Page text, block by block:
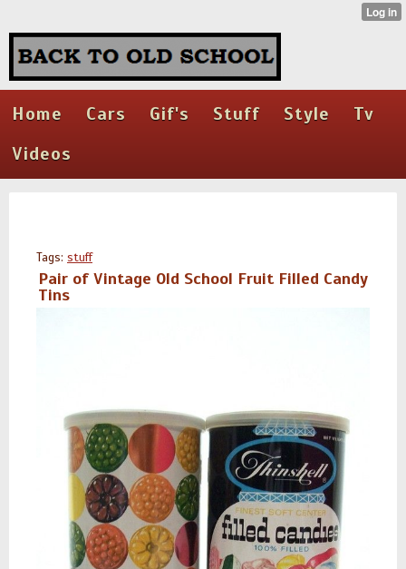
Home Cars Gif's Stuff Style
Tv
Videos
Tags: stuff
Pair of Vintage Old School Fruit Filled Candy
Tins